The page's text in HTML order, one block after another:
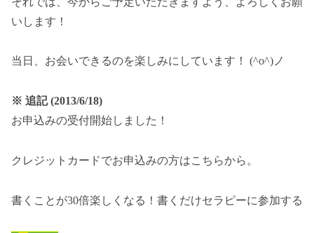
いします！
当日、お会いできるのを楽しみにしています！ (^o^)ノ
※ 追記 (2013/6/18)
お申込みの受付開始しました！
クレジットカードでお申込みの方はこちらから。
書くことが30倍楽しくなる！書くだけセラピーに参加する